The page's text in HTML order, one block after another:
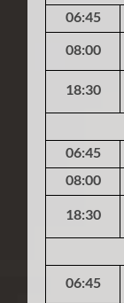
06:45
08:00
18:30
06:45
08:00
18:30
06:45